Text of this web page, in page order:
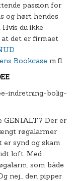
passion for
og hørt hendes
du ikke
at det er firmaet
Bookcase m.fl.
GENIALT? Der er
røgalarmer
er synd og skam
loft. Med
som både
nej… den pipper